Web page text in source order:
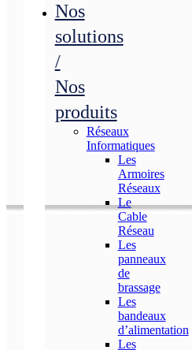
Nos
solutions
/
Nos
produits
Réseaux
Informatiques
Les
Armoires
Réseaux
Le
Cable
Réseau
Les
panneaux
de
brassage
Les
bandeaux
d’alimentation
Les